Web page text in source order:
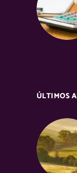
ÚLTIMOS